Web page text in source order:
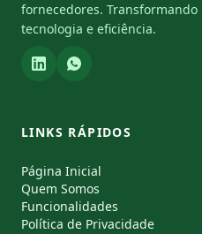
fornecedores. Transformando
tecnologia e eficiência.
LINKS RÁPIDOS
Página Inicial
Quem Somos
Funcionalidades
Política de Privacidade